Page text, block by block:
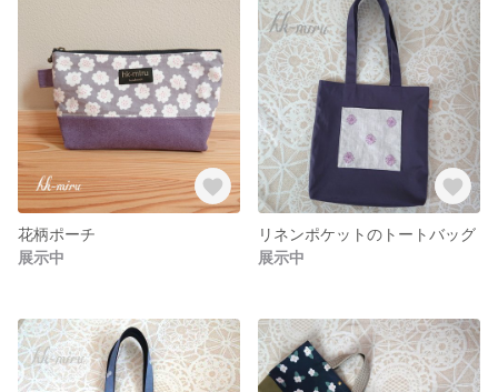
花柄ポーチ
展示中
リネンポケットのトートバッグ
展示中